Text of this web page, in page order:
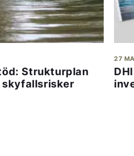
Strukturplan
27